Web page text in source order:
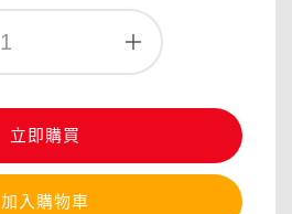
立即購買
加入購物車